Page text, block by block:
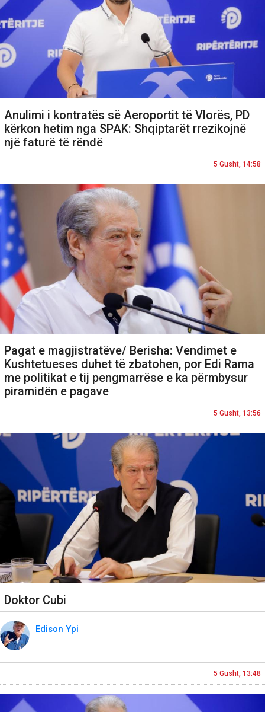
Anulimi i kontratës së Aeroportit të Vlorës, PD
kërkon hetim nga SPAK: Shqiptarët rrezikojnë
një faturë të rëndë
5 Gusht, 14:58
Pagat e magjistratëve/ Berisha: Vendimet e
Kushtetueses duhet të zbatohen, por Edi Rama
me politikat e tij pengmarrëse e ka përmbysur
piramidën e pagave
5 Gusht, 13:56
Doktor Cubi
Edison Ypi
5 Gusht, 13:48